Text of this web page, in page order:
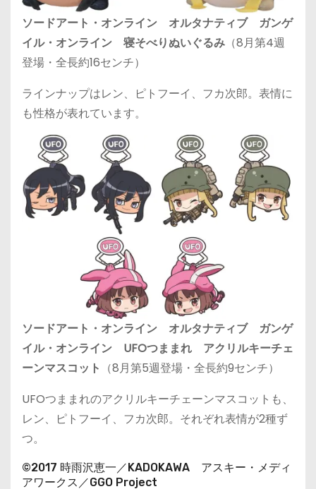
ソードアート・オンライン オルタナティブ ガンゲ
イル・オンライン 寝そべりぬいぐるみ （8月第4週
登場・全長約16センチ）
ラインナップはレン、ピトフーイ、フカ次郎。表情に
も性格が表れています。
ソードアート・オンライン オルタナティブ ガンゲ
イル・オンライン UFOつままれ アクリルキーチェ
ーンマスコット （8月第5週登場・全長約9センチ）
UFOつままれのアクリルキーチェーンマスコットも、
レン、ピトフーイ、フカ次郎。それぞれ表情が2種ず
つ。
©2017 時雨沢恵一／KADOKAWA アスキー・メディ
アワークス／GGO Project